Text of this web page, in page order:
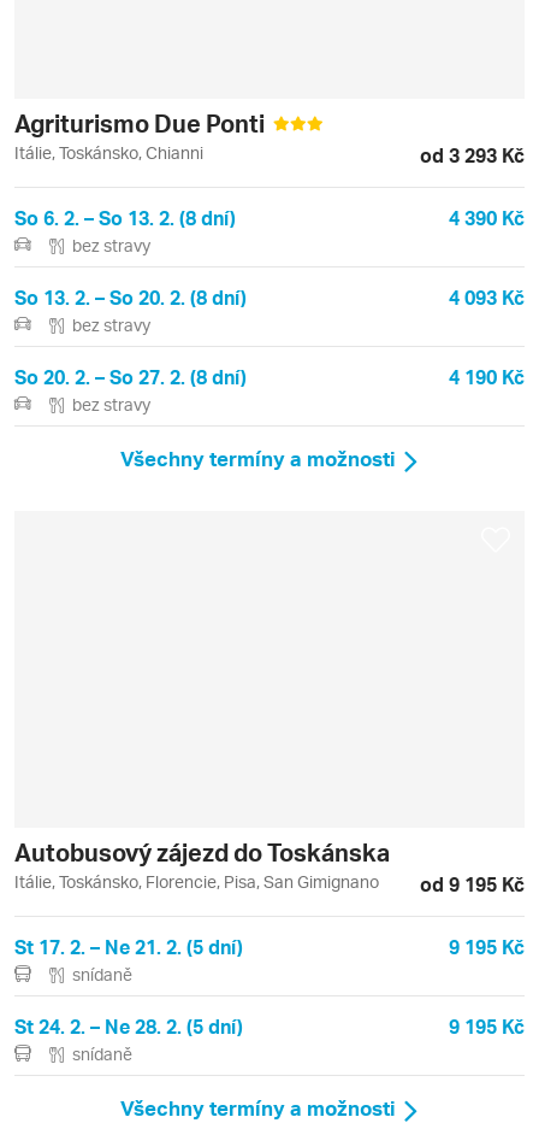
Agriturismo Due Ponti
Itálie, Toskánsko, Chianni od 3 293 Kč
So 6. 2. – So 13. 2. (8 dní) 4 390 Kč
bez stravy
So 13. 2. – So 20. 2. (8 dní) 4 093 Kč
bez stravy
So 20. 2. – So 27. 2. (8 dní) 4 190 Kč
bez stravy
Všechny termíny a možnosti
Autobusový zájezd do Toskánska
Itálie, Toskánsko, Florencie, Pisa, San Gimignano od 9 195 Kč
St 17. 2. – Ne 21. 2. (5 dní) 9 195 Kč
snídaně
St 24. 2. – Ne 28. 2. (5 dní) 9 195 Kč
snídaně
Všechny termíny a možnosti